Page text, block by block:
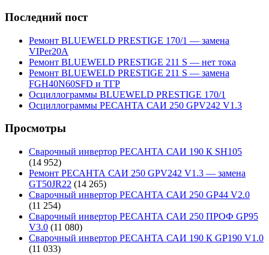
Последний пост
Ремонт BLUEWELD PRESTIGE 170/1 — замена
VIPer20A
Ремонт BLUEWELD PRESTIGE 211 S — нет тока
Ремонт BLUEWELD PRESTIGE 211 S — замена
FGH40N60SFD и ТГР
Осциллограммы BLUEWELD PRESTIGE 170/1
Осциллограммы РЕСАНТА САИ 250 GPV242 V1.3
Просмотры
Сварочный инвертор РЕСАНТА САИ 190 К SH105
(14 952)
Ремонт РЕСАНТА САИ 250 GPV242 V1.3 — замена
GT50JR22 (14 265)
Сварочный инвертор РЕСАНТА САИ 250 GP44 V2.0
(11 254)
Сварочный инвертор РЕСАНТА САИ 250 ПРОФ GP95
V3.0 (11 080)
Сварочный инвертор РЕСАНТА САИ 190 К GP190 V1.0
(11 033)